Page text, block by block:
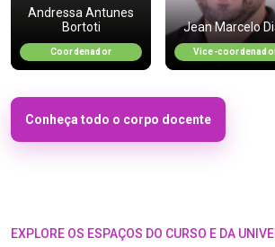
Andressa Antunes
Bortoti
Coordenador
Jean Marcelo
Vice-
Conheça todo o corpo docente
EXPLORE OS ESPAÇOS DO CURSO E DA